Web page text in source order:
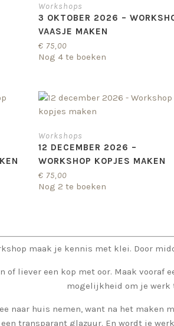
Workshops
3 OKTOBER 2026 –
VAASJE MAKEN
€ 75,00
Nog 4 te boeken
Workshops
12 DECEMBER 2026 –
WORKSHOP KOPJES MAKEN
€ 75,00
Nog 2 te boeken
maak je kennis met klei. Door
of liever een kop met oor. Maak vooraf
mogelijkheid om je werk
naar huis nemen, want na het maken
transparant glazuur. En wordt je